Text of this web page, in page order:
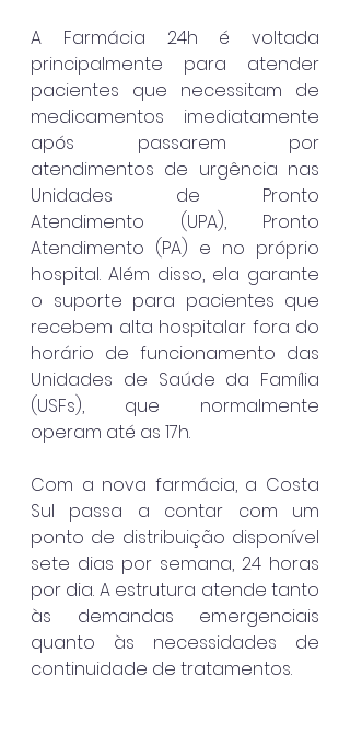
A Farmácia 24h é voltada
principalmente para atender
pacientes que necessitam de
medicamentos imediatamente
após passarem por
atendimentos de urgência nas
Unidades de Pronto
Atendimento (UPA), Pronto
Atendimento (PA) e no próprio
hospital. Além disso, ela garante
o suporte para pacientes que
recebem alta hospitalar fora do
horário de funcionamento das
Unidades de Saúde da Família
(USFs), que normalmente
operam até as 17h.
Com a nova farmácia, a Costa
Sul passa a contar com um
ponto de distribuição disponível
sete dias por semana, 24 horas
por dia. A estrutura atende tanto
às demandas emergenciais
quanto às necessidades de
continuidade de tratamentos.